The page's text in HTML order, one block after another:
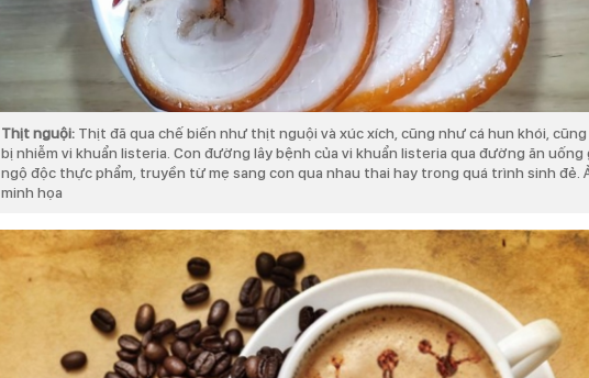
Thịt nguội: Thịt đã qua chế biến như thịt nguội và xúc xích, cũng như cá hun khói, cũng
bị nhiễm vi khuẩn listeria. Con đường lây bệnh của vi khuẩn listeria qua đường ăn uống
ngộ độc thực phẩm, truyền từ mẹ sang con qua nhau thai hay trong quá trình sinh đẻ.
minh họa